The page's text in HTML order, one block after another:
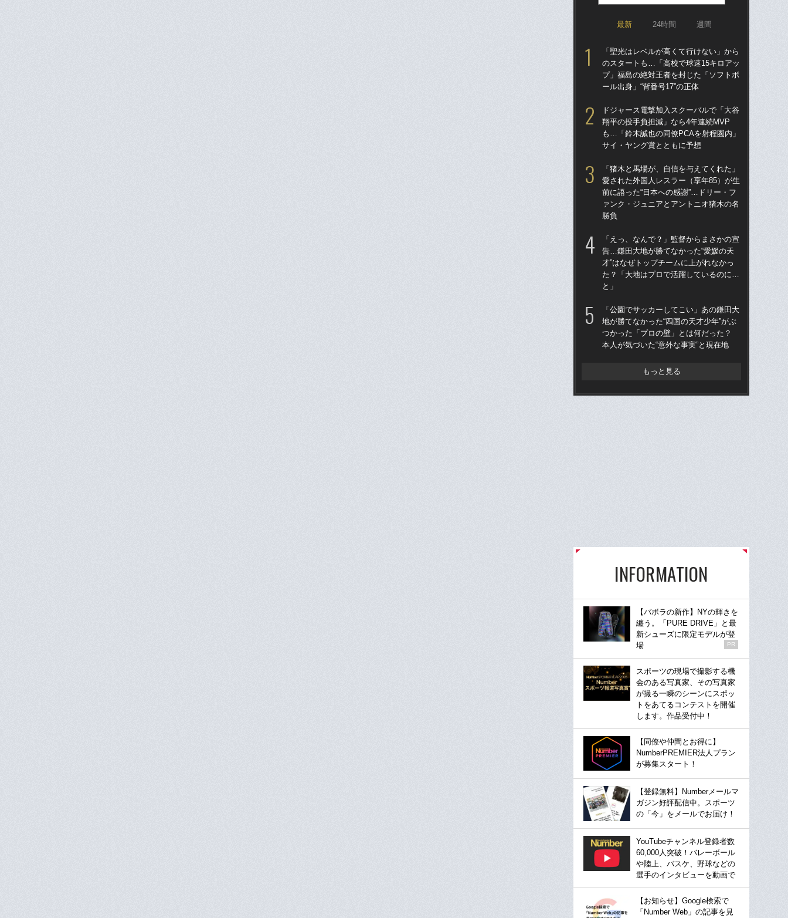
最新 24時間 週間
「聖光はレベルが高くて行けない」から
のスタートも…「高校で球速15キロアッ
プ」福島の絶対王者を封じた「ソフトボ
ール出身」“背番号17”の正体
ドジャース電撃加入スクーバルで「大谷
翔平の投手負担減」なら4年連続MVP
も…「鈴木誠也の同僚PCAを射程圏内」
サイ・ヤング賞とともに予想
「猪木と馬場が、自信を与えてくれた」
愛された外国人レスラー（享年85）が生
前に語った“日本への感謝”…ドリー・フ
ァンク・ジュニアとアントニオ猪木の名
勝負
「えっ、なんで？」監督からまさかの宣
告…鎌田大地が勝てなかった“愛媛の天
才”はなぜトップチームに上がれなかっ
た？「大地はプロで活躍しているのに…
と」
「公園でサッカーしてこい」あの鎌田大
地が勝てなかった“四国の天才少年”がぶ
つかった「プロの壁」とは何だった？
本人が気づいた“意外な事実”と現在地
もっと見る
INFORMATION
【バボラの新作】NYの輝きを
纏う。「PURE DRIVE」と最
新シューズに限定モデルが登
場
PR
スポーツの現場で撮影する機
会のある写真家、その写真家
が撮る一瞬のシーンにスポッ
トをあてるコンテストを開催
します。作品受付中！
【同僚や仲間とお得に】
NumberPREMIER法人プラン
が募集スタート！
【登録無料】Numberメールマ
ガジン好評配信中。スポーツ
の「今」をメールでお届け！
YouTubeチャンネル登録者数
60,000人突破！バレーボール
や陸上、バスケ、野球などの
選手のインタビューを動画で
【お知らせ】Google検索で
「Number Web」の記事を見